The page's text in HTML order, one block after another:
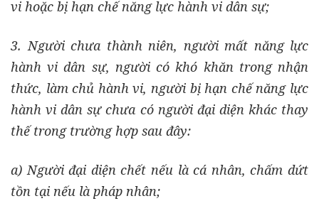
vi hoặc bị hạn chế năng lực hành vi dân sự;
3. Người chưa thành niên, người mất năng lực
hành vi dân sự, người có khó khăn trong nhận
thức, làm chủ hành vi, người bị hạn chế năng lực
hành vi dân sự chưa có người đại diện khác thay
thế trong trường hợp sau đây:
a) Người đại diện chết nếu là cá nhân, chấm dứt
tồn tại nếu là pháp nhân;